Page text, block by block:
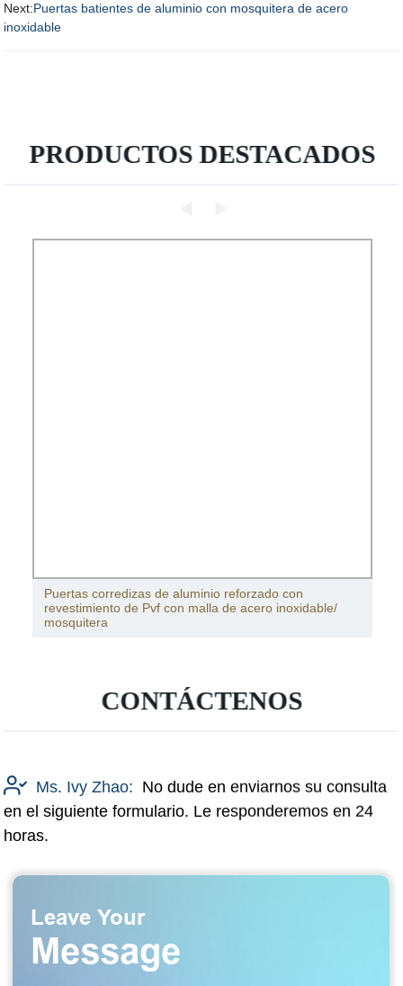
Next:Puertas batientes de aluminio con mosquitera de acero
inoxidable
PRODUCTOS DESTACADOS
Puertas corredizas de aluminio reforzado con
revestimiento de Pvf con malla de acero inoxidable/
mosquitera
CONTÁCTENOS
Ms. Ivy Zhao: No dude en enviarnos su consulta
en el siguiente formulario. Le responderemos en 24
horas.